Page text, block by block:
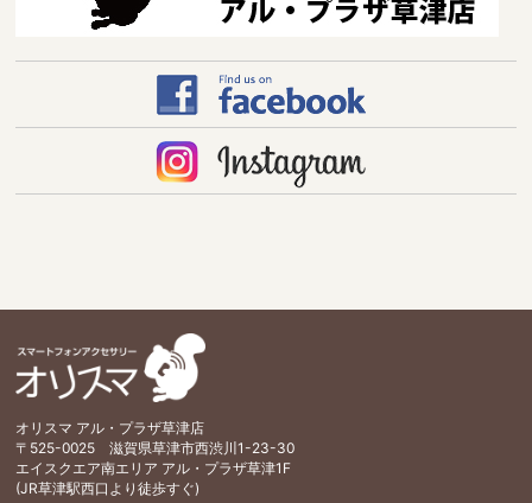
オリスマ アル・プラザ草津店
〒525-0025 滋賀県草津市西渋川1-23-30
エイスクエア南エリア アル・プラザ草津1F
(JR草津駅西口より徒歩すぐ)